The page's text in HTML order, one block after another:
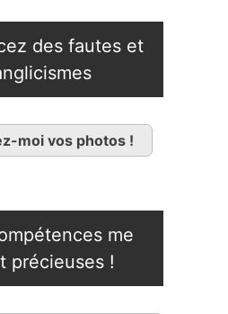
des fautes et
moi vos photos !
me
précieuses !